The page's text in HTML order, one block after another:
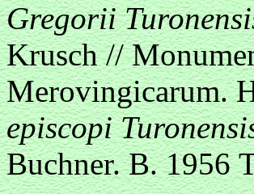
Gregorii
Krusch //
Merovingicarum.
episcopi
Buchner. В. 1956